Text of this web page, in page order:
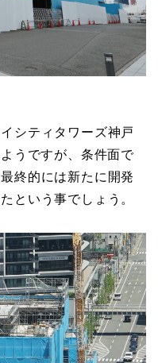
シティタワーズ神戸
うですが、条件面で
終的には新たに開発
という事でしょう。